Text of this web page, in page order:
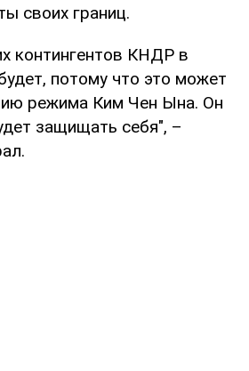
своих границ.
контингентов КНДР в
потому что это может
режима Ким Чен Ына. Он
защищать себя", –